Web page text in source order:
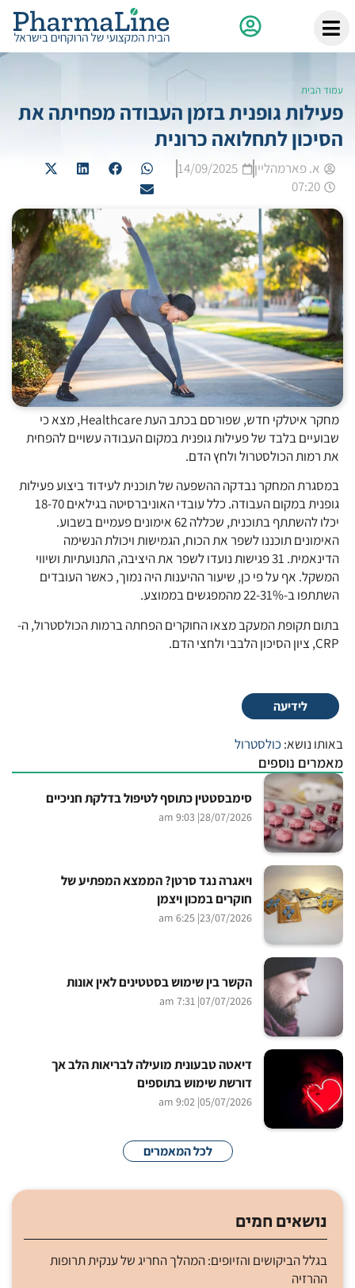
עמוד הבית
פעילות גופנית בזמן העבודה מפחיתה את
הסיכון לתחלואה כרונית
א. פארמהליין
14/09/2025
07:20
מחקר איטלקי חדש, שפורסם בכתב העת Healthcare, מצא כי
שבועיים בלבד של פעילות גופנית במקום העבודה עשויים להפחית
את רמות הכולסטרול ולחץ הדם.
במסגרת המחקר נבדקה ההשפעה של תוכנית לעידוד ביצוע פעילות
גופנית במקום העבודה. כלל עובדי האוניברסיטה בגילאים 18-70
יכלו להשתתף בתוכנית, שכללה 62 אימונים פעמיים בשבוע.
האימונים תוכננו לשפר את הכוח, הגמישות ויכולת הנשימה
הדינאמית. 31 פגישות נועדו לשפר את היציבה, התנועתיות ושיווי
המשקל. אף על פי כן, שיעור ההיענות היה נמוך, כאשר העובדים
השתתפו ב-22-31% מהמפגשים בממוצע.
בתום תקופת המעקב מצאו החוקרים הפחתה ברמות הכולסטרול, ה-
CRP, ציון הסיכון הלבבי ולחצי הדם.
לידיעה
באותו נושא: כולסטרול
מאמרים נוספים
סימבסטטין כתוסף לטיפול בדלקת חניכיים
28/07/2026
| 9:03 am
ויאגרה נגד סרטן? הממצא המפתיע של
חוקרים במכון ויצמן
23/07/2026
| 6:25 am
הקשר בין שימוש בסטטינים לאין אונות
07/07/2026
| 7:31 am
דיאטה טבעונית מועילה לבריאות הלב אך
דורשת שימוש בתוספים
05/07/2026
| 9:02 am
לכל המאמרים
נושאים חמים
בגלל הביקושים והזיופים: המהלך החריג של ענקית תרופות
ההרזיה